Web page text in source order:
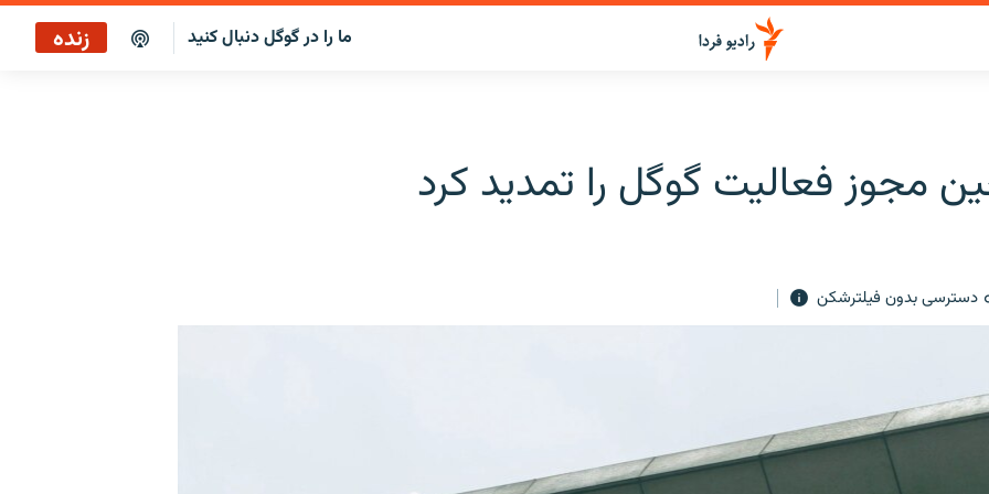
ما را در گوگل دنبال کنید زنده
مجوز فعالیت گوگل را تمدید کرد
دسترسی بدون فیلترشکن